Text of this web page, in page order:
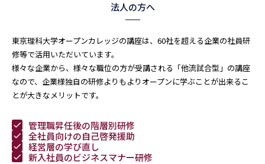
法人の方へ
東京理科大学オープンカレッジの講座は、60社を超える企業の社員研
修等で活用いただいています。
様々な企業から、様々な職位の方が受講される「他流試合型」の講座
なので、企業様独自の研修よりもよりオープンに学ぶことが出来るこ
とが大きなメリットです。
管理職昇任後の階層別研修
全社員向けの自己啓発援助
経営層の学び直し
新入社員のビジネスマナー研修